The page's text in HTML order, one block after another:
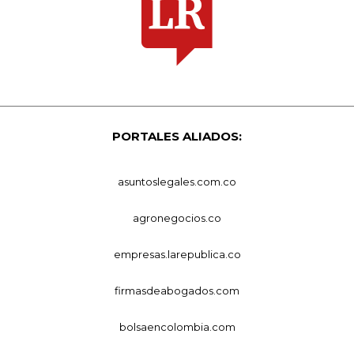
PORTALES ALIADOS:
asuntoslegales.com.co
agronegocios.co
empresas.larepublica.co
firmasdeabogados.com
bolsaencolombia.com